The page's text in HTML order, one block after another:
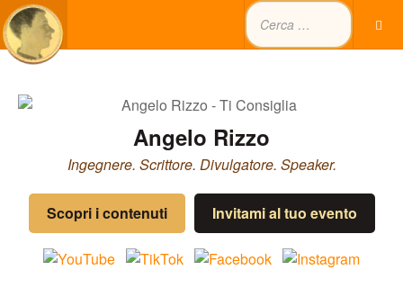
Angelo Rizzo
Ingegnere. Scrittore. Divulgatore. Speaker.
Scopri i contenuti Invitami al tuo evento